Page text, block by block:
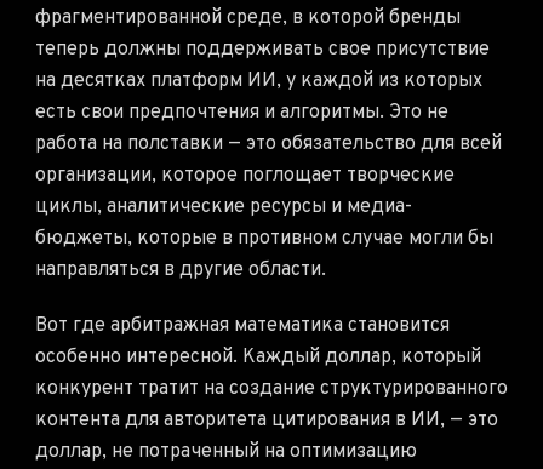
фрагментированной среде, в которой бренды
теперь должны поддерживать свое присутствие
на десятках платформ ИИ, у каждой из которых
есть свои предпочтения и алгоритмы. Это не
работа на полставки — это обязательство для всей
организации, которое поглощает творческие
циклы, аналитические ресурсы и медиа-
бюджеты, которые в противном случае могли бы
направляться в другие области.
Вот где арбитражная математика становится
особенно интересной. Каждый доллар, который
конкурент тратит на создание структурированного
контента для авторитета цитирования в ИИ, — это
доллар, не потраченный на оптимизацию